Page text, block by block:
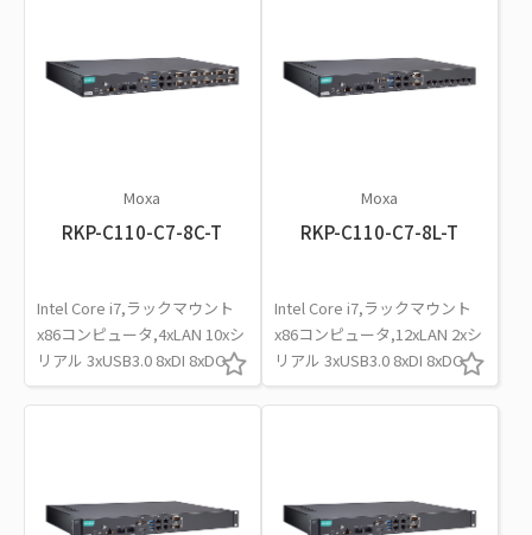
Moxa
RKP-C110-C7-8C-T
Intel Core i7,ラックマウント
x86コンピュータ,4xLAN 10xシ
リアル 3xUSB3.0 8xDI 8xDO
Moxa
RKP-C110-C7-8L-T
Intel Core i7,ラックマウント
x86コンピュータ,12xLAN 2xシ
リアル 3xUSB3.0 8xDI 8xDO